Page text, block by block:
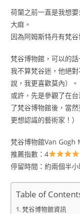
荷蘭之前一直是我想
大麻。
因為阿姆斯特丹有梵
梵谷博物館，可以的話
我不算梵谷迷，他絕
說，我更喜歡莫內）。
或許，先是參觀了在
了梵谷博物館後，當
更想認識的藝術家！）
梵谷博物館Van Gogh
推薦指數：4
停留時間：約兩個半小
Table of
梵谷博物館資訊